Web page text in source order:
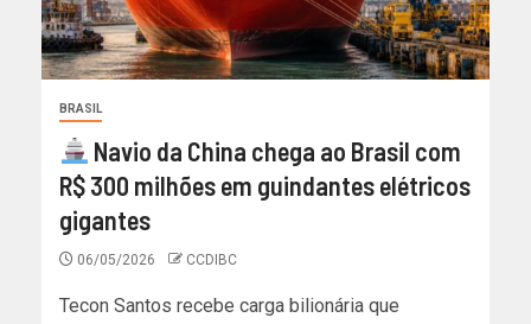
BRASIL
Navio da China chega ao Brasil com
R$ 300 milhões em guindantes elétricos
gigantes
06/05/2026 CCDIBC
Tecon Santos recebe carga bilionária que